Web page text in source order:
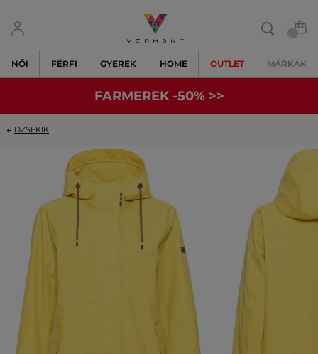
NŐI FÉRFI GYEREK HOME OUTLET MÁRKÁK
FARMEREK -50% >>
DZSEKIK